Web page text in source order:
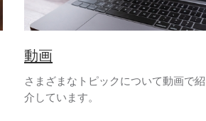
動画
さまざまなトピックについて動画で紹
介しています。